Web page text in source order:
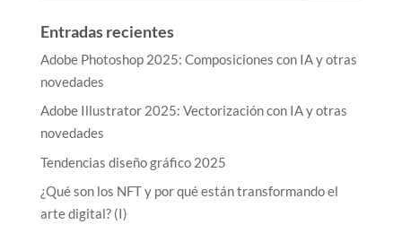
Entradas recientes
Adobe Photoshop 2025: Composiciones con IA y otras
novedades
Adobe Illustrator 2025: Vectorización con IA y otras
novedades
Tendencias diseño gráfico 2025
¿Qué son los NFT y por qué están transformando el
arte digital? (I)